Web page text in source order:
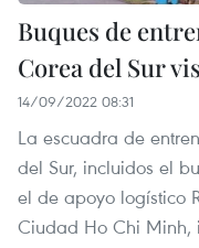
Buques de
Corea del Sur
14/09/2022 08:31
La escuadra de
del Sur, incluidos el
el de apoyo logístico
Ciudad Ho Chi Minh,